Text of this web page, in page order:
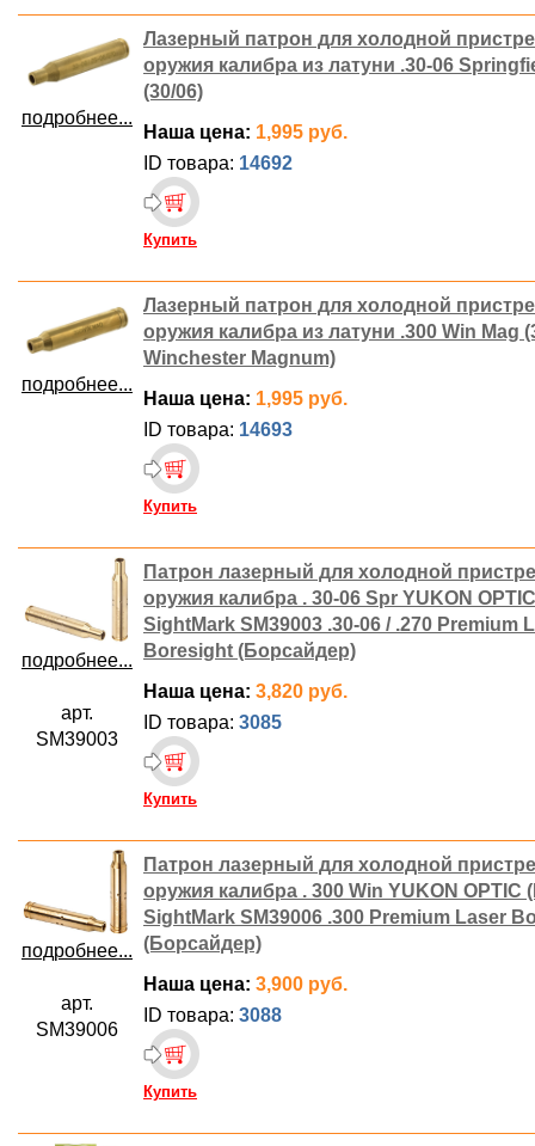
подробнее...
Лазерный патрон для холодной
оружия калибра из латуни .30-06
(30/06)
Наша цена: 1,995 руб.
ID товара: 14692
Купить
подробнее...
Лазерный патрон для холодной
оружия калибра из латуни .300 Win Mag
Winchester Magnum)
Наша цена: 1,995 руб.
ID товара: 14693
Купить
подробнее...
арт.
SM39003
Патрон лазерный для холодной
оружия калибра . 30-06 Spr YUKON
SightMark SM39003 .30-06 / .270 Premium
Boresight (Борсайдер)
Наша цена: 3,820 руб.
ID товара: 3085
Купить
подробнее...
арт.
SM39006
Патрон лазерный для холодной
оружия калибра . 300 Win YUKON OPTIC
SightMark SM39006 .300 Premium Laser
(Борсайдер)
Наша цена: 3,900 руб.
ID товара: 3088
Купить